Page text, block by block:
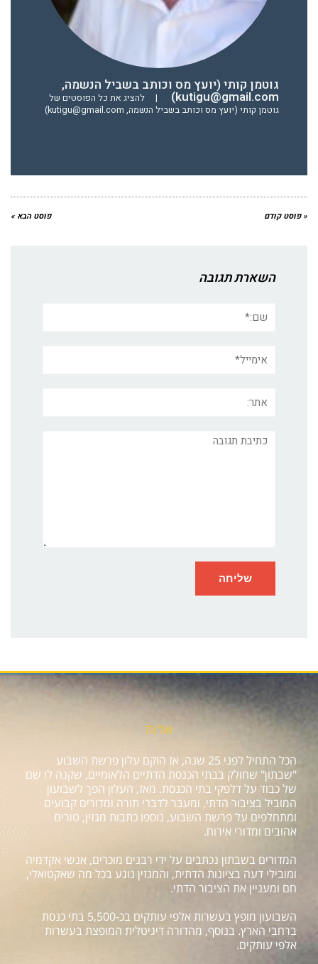
גוטמן קותי (יועץ מס וכותב בשביל הנשמה,
kutigu@gmail.com)
|
להציג את כל הפוסטים של
גוטמן קותי (יועץ מס וכותב בשביל הנשמה, kutigu@gmail.com)
« פוסט קודם פוסט הבא »
השארת תגובה
תגובה
אודות
הכל התחיל לפני 25 שנה, אז הוקם עלון פרשת השבוע
"שבתון" שחולק בבתי הכנסת הדתיים הלאומיים, שקנה לו שם
של כבוד על דלפקי בתי הכנסת. מאז, העלון הפך לשבועון
המוביל בציבור הדתי, ומעבר לדברי תורה ומדורים קבועים
ומתחלפים על פרשת השבוע, נוספו כתבות מגזין, טורים
אהובים ומדורי אירוח.
המדורים בשבתון נכתבים על ידי רבנים מוכרים, אנשי אקדמיה
ומובילי דעה בציונות הדתית, והמגזין נוגע בכל מה שאקטואלי,
חם ומעניין את הציבור הדתי.
השבועון מופץ בעשרות אלפי עותקים בכ-5,500 בתי כנסת
ברחבי הארץ. בנוסף, מהדורה דיגיטלית המופצת בעשרות
אלפי עותקים.